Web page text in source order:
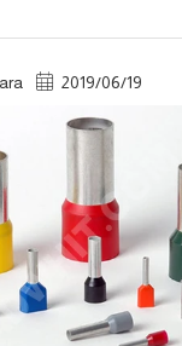
2019/06/19